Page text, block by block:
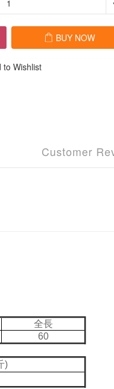
BUY NOW
to Wishlist
Customer
全長
60
)